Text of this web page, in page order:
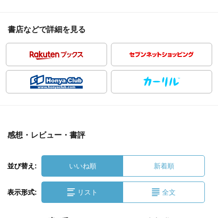
書店などで詳細を見る
感想・レビュー・書評
並び替え: いいね順 新着順
表示形式: リスト 全文